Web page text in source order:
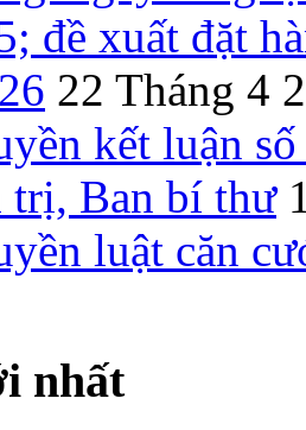
đề xuất đặt
22 Tháng 4
kết luận
trị, Ban bí thư
luật căn
nhất